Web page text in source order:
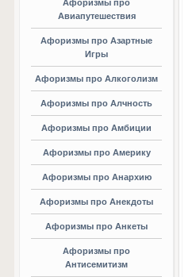
Афоризмы про
Авиапутешествия
Афоризмы про Азартные
Игры
Афоризмы про Алкоголизм
Афоризмы про Алчность
Афоризмы про Амбиции
Афоризмы про Америку
Афоризмы про Анархию
Афоризмы про Анекдоты
Афоризмы про Анкеты
Афоризмы про
Антисемитизм